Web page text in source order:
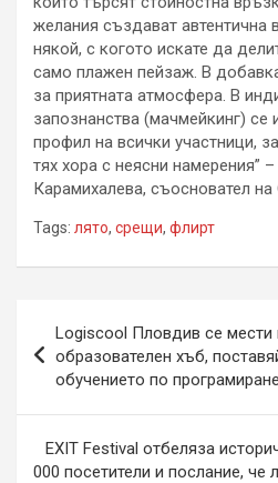
желания създават
някой, с когото искате да
само плажен пейзаж. В
за приятната атмосфера. В
запознанства (мачмейкинг) се
профил на всички участници,
тях хора с неясни намерения”
Карамихалева, съосновател на
Tags: лято, срещи, флирт
Logiscool Пловдив се мести
образователен хъб,
обучението по програмиране
EXIT Festival отбеляза
000 посетители и послание, че